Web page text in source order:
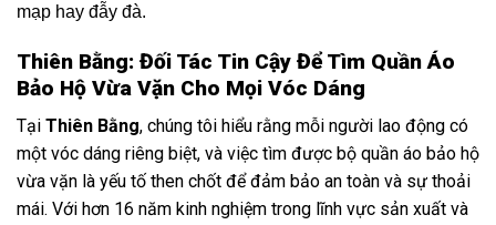
mạp hay đẫy đà.
Thiên Bằng: Đối Tác Tin Cậy Để Tìm Quần Áo
Bảo Hộ Vừa Vặn Cho Mọi Vóc Dáng
Tại Thiên Bằng, chúng tôi hiểu rằng mỗi người lao động có
một vóc dáng riêng biệt, và việc tìm được bộ quần áo bảo hộ
vừa vặn là yếu tố then chốt để đảm bảo an toàn và sự thoải
mái. Với hơn 16 năm kinh nghiệm trong lĩnh vực sản xuất và